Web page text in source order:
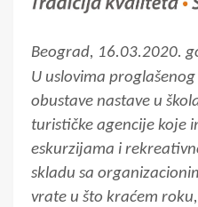
Beograd, 16.03.2020.
U uslovima
obustave nastave u
turističke agencije koje
eskurzijama i
skladu sa
vrate u što kraćem